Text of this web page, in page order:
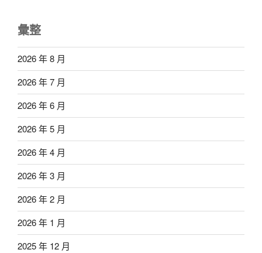
彙整
2026 年 8 月
2026 年 7 月
2026 年 6 月
2026 年 5 月
2026 年 4 月
2026 年 3 月
2026 年 2 月
2026 年 1 月
2025 年 12 月